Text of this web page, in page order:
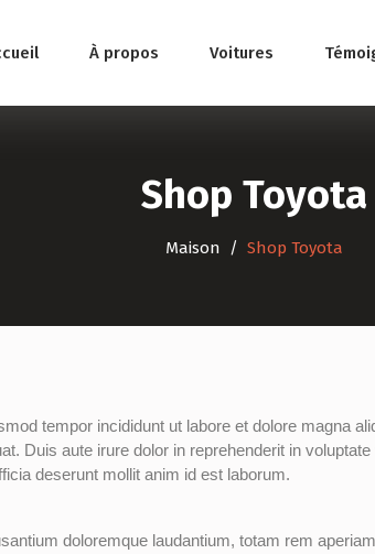
À propos Voitures
Shop Toyota
Maison Shop Toyota
tempor incididunt ut labore et dolore magna
Duis aute irure dolor in reprehenderit in
deserunt mollit anim id est laborum.
doloremque laudantium, totam rem